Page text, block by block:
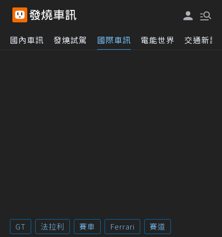
國內車訊 發燒試駕 國際車訊 電能世界 交通新訊
GT 法拉利 賽車 Ferrari 賽道